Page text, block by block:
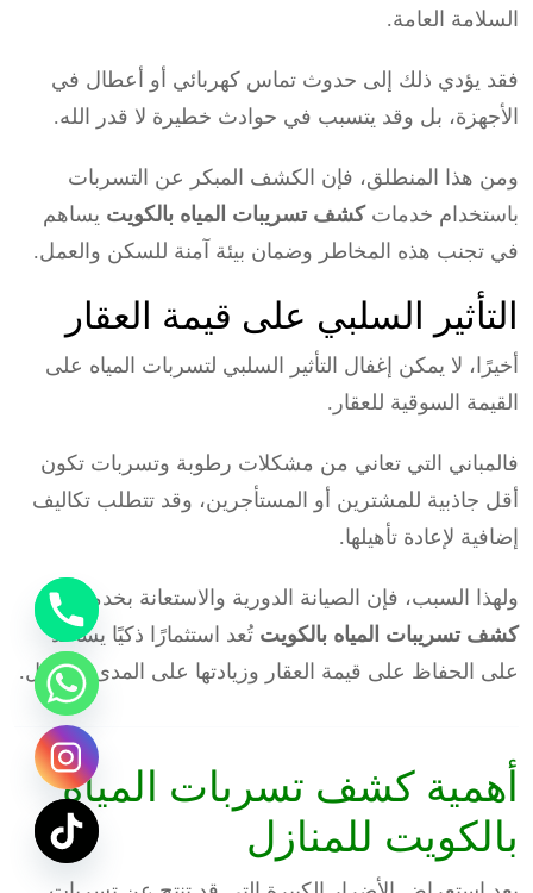
السلامة العامة.
فقد يؤدي ذلك إلى حدوث تماس كهربائي أو أعطال في
الأجهزة، بل وقد يتسبب في حوادث خطيرة لا قدر الله.
ومن هذا المنطلق، فإن الكشف المبكر عن التسربات
باستخدام خدماتكشف تسريبات المياه بالكويت يساهم
في تجنب هذه المخاطر وضمان بيئة آمنة للسكن والعمل.
التأثير السلبي على قيمة العقار
أخيرًا، لا يمكن إغفال التأثير السلبي لتسربات المياه على
القيمة السوقية للعقار.
فالمباني التي تعاني من مشكلات رطوبة وتسربات تكون
أقل جاذبية للمشترين أو المستأجرين، وقد تتطلب تكاليف
إضافية لإعادة تأهيلها.
ولهذا السبب، فإن الصيانة الدورية والاستعانة بخدمات
كشف تسريبات المياه بالكويت تُعد استثمارًا ذكيًا يساعد
على الحفاظ على قيمة العقار وزيادتها على المدى الطويل.
أهمية كشف تسربات المياه
بالكويت للمنازل